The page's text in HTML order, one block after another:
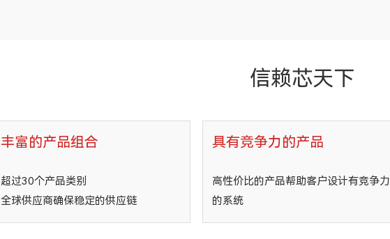
信赖芯天下
丰富的产品组合
超过30个产品类别
全球供应商确保稳定的供应链
具有竞争力的产品
高性价比的产品帮助客户设计有竞争力
的系统